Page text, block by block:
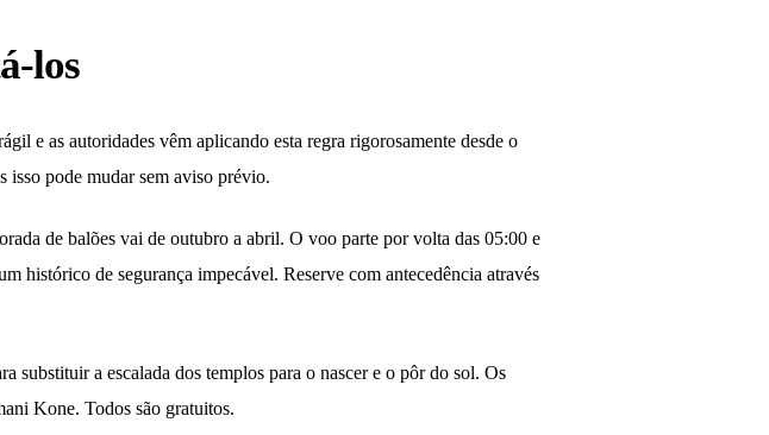
los
e as autoridades vêm aplicando esta regra rigorosamente desde o
isso pode mudar sem aviso prévio.
de balões vai de outubro a abril. O voo parte por volta das 05:00 e
histórico de segurança impecável. Reserve com antecedência através
substituir a escalada dos templos para o nascer e o pôr do sol. Os
Kone. Todos são gratuitos.